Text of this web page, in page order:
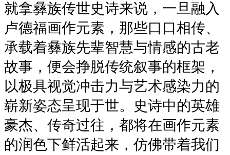
就拿彝族传世史诗来说，一旦融入
卢德福画作元素，那些口口相传、
承载着彝族先辈智慧与情感的古老
故事，便会挣脱传统叙事的框架，
以极具视觉冲击力与艺术感染力的
崭新姿态呈现于世。史诗中的英雄
豪杰、传奇过往，都将在画作元素
的润色下鲜活起来，仿佛带着我们